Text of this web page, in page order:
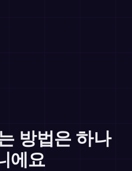
방법은 하나
에요